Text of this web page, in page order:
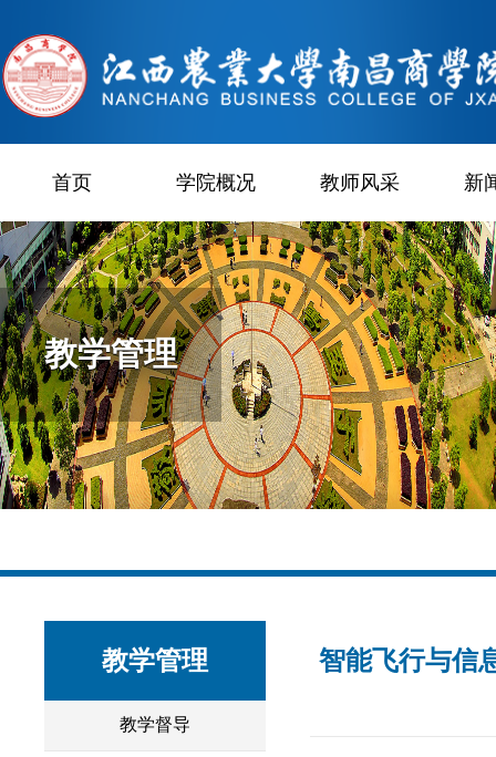
首页 学院概况 教师风采 新
教学管理
教学管理
教学督导
智能飞行与信